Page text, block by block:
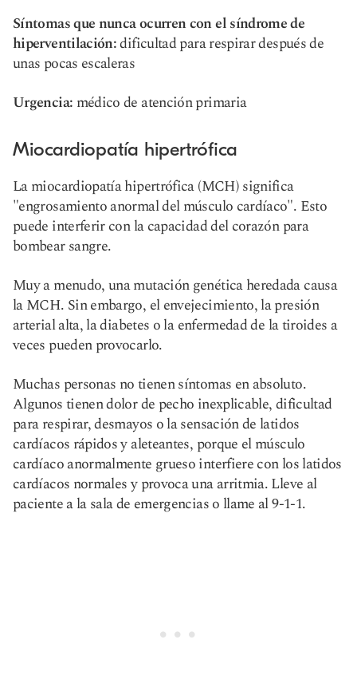
Síntomas que nunca ocurren con el síndrome de
hiperventilación:dificultad para respirar después de
unas pocas escaleras
Urgencia: médico de atención primaria
Miocardiopatía hipertrófica
La miocardiopatía hipertrófica (MCH) significa
"engrosamiento anormal del músculo cardíaco". Esto
puede interferir con la capacidad del corazón para
bombear sangre.
Muy a menudo, una mutación genética heredada causa
la MCH. Sin embargo, el envejecimiento, la presión
arterial alta, la diabetes o la enfermedad de la tiroides a
veces pueden provocarlo.
Muchas personas no tienen síntomas en absoluto.
Algunos tienen dolor de pecho inexplicable, dificultad
para respirar, desmayos o la sensación de latidos
cardíacos rápidos y aleteantes, porque el músculo
cardíaco anormalmente grueso interfiere con los latidos
cardíacos normales y provoca una arritmia. Lleve al
paciente a la sala de emergencias o llame al 9-1-1.